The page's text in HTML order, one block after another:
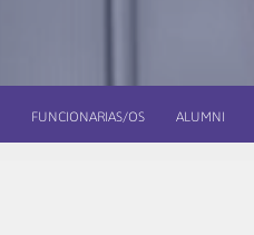
FUNCIONARIAS/OS ALUMNI